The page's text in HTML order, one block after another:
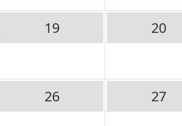
19 20
26 27